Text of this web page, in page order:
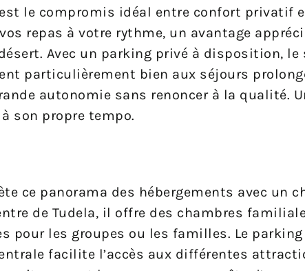
le compromis idéal entre confort privatif
repas à votre rythme, un avantage
Avec un parking privé à disposition,
particulièrement bien aux séjours
autonomie sans renoncer à la qualité.
son propre tempo.
ce panorama des hébergements avec un
de Tudela, il offre des chambres
pour les groupes ou les familles. Le
facilite l’accès aux différentes